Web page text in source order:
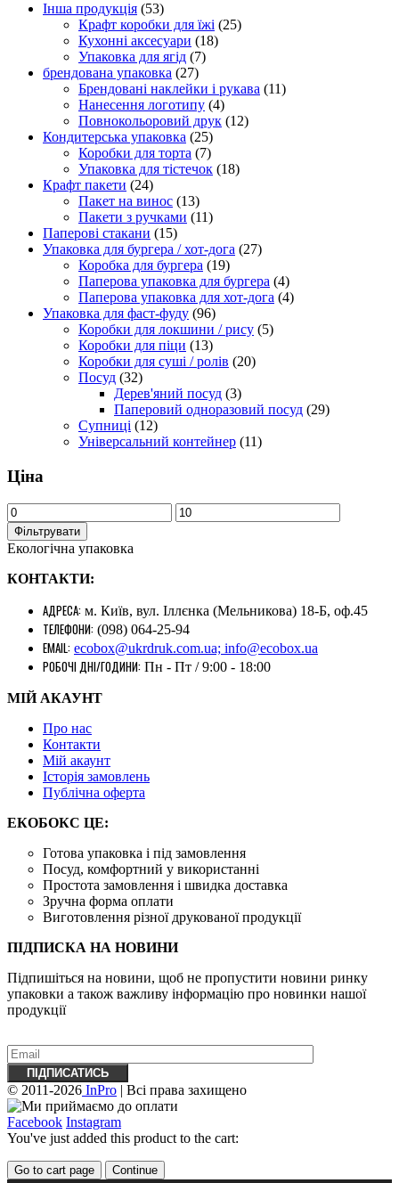
Інша продукція (53)
Крафт коробки для їжі (25)
Кухонні аксесуари (18)
Упаковка для ягід (7)
брендована упаковка (27)
Брендовані наклейки і рукава (11)
Нанесення логотипу (4)
Повнокольоровий друк (12)
Кондитерська упаковка (25)
Коробки для торта (7)
Упаковка для тістечок (18)
Крафт пакети (24)
Пакет на винос (13)
Пакети з ручками (11)
Паперові стакани (15)
Упаковка для бургера / хот-дога (27)
Коробка для бургера (19)
Паперова упаковка для бургера (4)
Паперова упаковка для хот-дога (4)
Упаковка для фаст-фуду (96)
Коробки для локшини / рису (5)
Коробки для піци (13)
Коробки для суші / ролів (20)
Посуд (32)
Дерев'яний посуд (3)
Паперовий одноразовий посуд (29)
Супниці (12)
Універсальний контейнер (11)
Ціна
Фільтрувати
Екологічна упаковка
КОНТАКТИ:
АДРЕСА: м. Київ, вул. Іллєнка (Мельникова) 18-Б, оф.45
ТЕЛЕФОНИ: (098) 064-25-94
EMAIL: ecobox@ukrdruk.com.ua; info@ecobox.ua
РОБОЧІ ДНІ/ГОДИНИ: Пн - Пт / 9:00 - 18:00
МІЙ АКАУНТ
Про нас
Контакти
Mій акаунт
Історія замовлень
Публічна оферта
ЕКОБОКС ЦЕ:
Готова упаковка і під замовлення
Посуд, комфортний у використанні
Простота замовлення і швидка доставка
Зручна форма оплати
Виготовлення різної друкованої продукції
ПІДПИСКА НА НОВИНИ
Підпишіться на новини, щоб не пропустити новини ринку
упаковки а також важливу ​​інформацію про новинки нашої
продукції
© 2011-2026 InPro | Всі права захищено
Facebook Instagram
You've just added this product to the cart:
Go to cart page Continue